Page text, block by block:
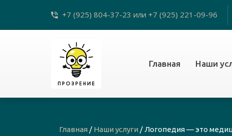
+7 (925) 804-37-23 или +7 (925) 221-09-96
Главная Наши
Главная/ Наши услуги/Логопедия — это